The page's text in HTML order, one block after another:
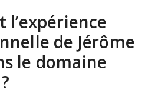
l’expérience
de Jérôme
le domaine